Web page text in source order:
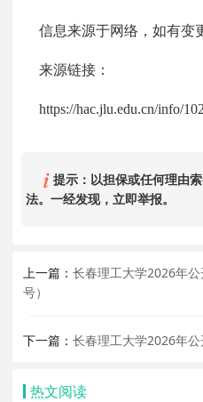
信息来源于网络，如有变
来源链接：
https://hac.jlu.edu.cn/info/
提示：以担保或任何理由
法。一经发现，立即举报。
上一篇：长春理工大学2026年
号）
下一篇：长春理工大学2026年公
热文阅读